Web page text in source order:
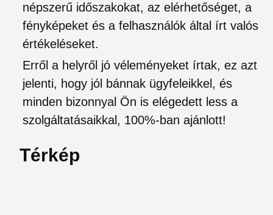
népszerű időszakokat, az elérhetőséget, a
fényképeket és a felhasználók által írt valós
értékeléseket.
Erről a helyről jó véleményeket írtak, ez azt
jelenti, hogy jól bánnak ügyfeleikkel, és
minden bizonnyal Ön is elégedett less a
szolgáltatásaikkal, 100%-ban ajánlott!
Térkép